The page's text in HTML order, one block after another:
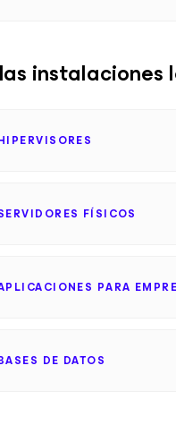
instalaciones
FÍSICOS
PARA
DE DATOS